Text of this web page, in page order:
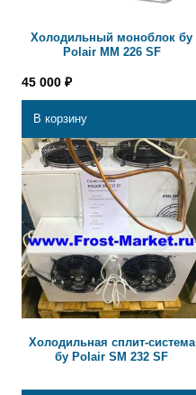
Холодильный моноблок бу
Polair MM 226 SF
45 000 ₽
В корзину
Холодильная сплит-система
бу Polair SM 232 SF